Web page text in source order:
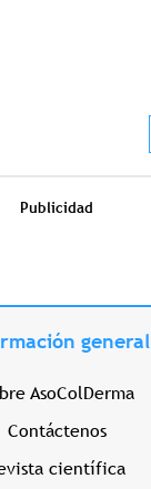
Publicidad
general
AsoColDerma
Contáctenos
científica